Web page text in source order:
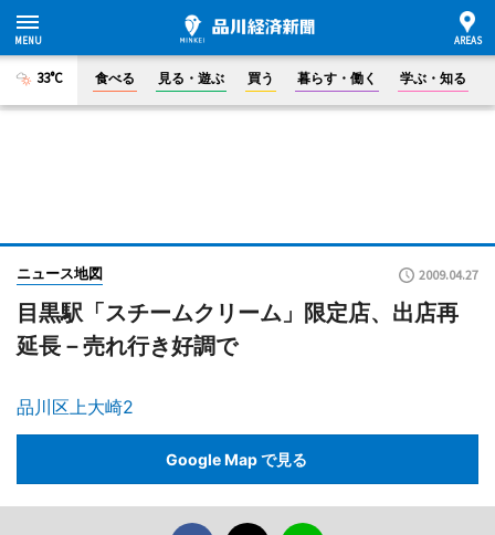
33°C 食べる 見る・遊ぶ 買う 暮らす・働く 学ぶ・知る
ニュース地図 2009.04.27
目黒駅「スチームクリーム」限定店、出店再
延長－売れ行き好調で
品川区上大崎2
Google Map で見る